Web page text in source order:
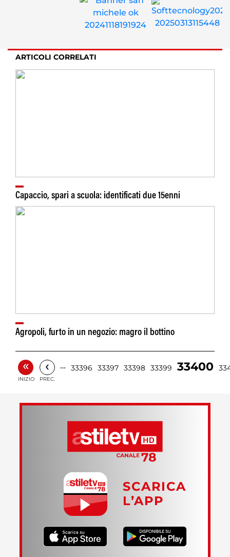
ARTICOLI CORRELATI
Capaccio, spari a scuola: identificati due 15enni
Agropoli, furto in un negozio: magro il bottino
«
INIZIO
‹
PREC.
… 33396 33397 33398 33399 33400
SCARICA
L’APP